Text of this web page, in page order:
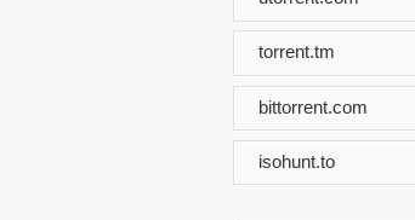
torrent.tm
bittorrent.com
isohunt.to